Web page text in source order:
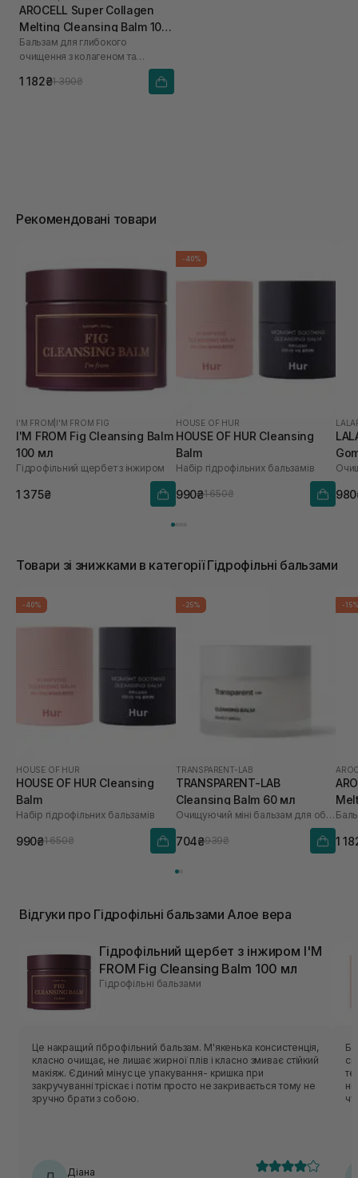
AROCELL Super Collagen
Melting Cleansing Balm 100
г
Бальзам для глибокого
очищення з колагеном та
1 182₴1 390₴
Рекомендовані товари
I'M FROM I'M FROM FIG
I'M FROM Fig Cleansing Balm
100 мл
Гідрофільний щербет з інжиром
1 375₴
-40%
HOUSE OF HUR
HOUSE OF HUR Cleansing
Balm
Набір гідрофільних бальзамів
990₴1 650₴
мл
Товари зі знижками в категорії Гідрофільні бальзами
-40%
HOUSE OF HUR
HOUSE OF HUR Cleansing
Balm
Набір гідрофільних бальзамів
990₴1 650₴
-25%
TRANSPARENT-LAB
TRANSPARENT-LAB
Cleansing Balm 60 мл
Очищуючий міні бальзам для обличчя
704₴939₴
-
1
Відгуки про Гідрофільні бальзами Алое вера
Гідрофільний щербет з інжиром I'M
FROM Fig Cleansing Balm 100 мл
Гідрофільні бальзами
Це накращий гіброфільний бальзам. М'якенька консистенція,
класно очищає, не лишає жирної плів і класно змиває стійкий
макіяж. Єдиний мінус це упакування- кришка при
закручуванні тріскає і потім просто не закривається тому не
зручно брати з собою.
Діана